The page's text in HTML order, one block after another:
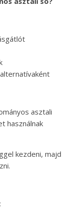
asztali
használnak
kezdeni, majd